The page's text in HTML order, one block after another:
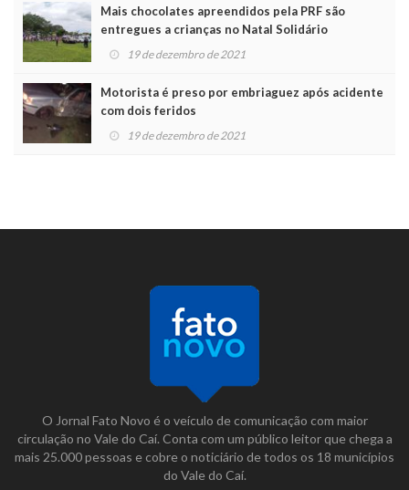
Mais chocolates apreendidos pela PRF são
entregues a crianças no Natal Solidário
19 de dezembro de 2021
Motorista é preso por embriaguez após acidente
com dois feridos
19 de dezembro de 2021
O Jornal Fato Novo é o veículo de comunicação com maior
circulação no Vale do Caí. Conta com um público leitor que chega a
mais 25.000 pessoas e cobre o noticiário de todos os 18 municípios
do Vale do Caí.